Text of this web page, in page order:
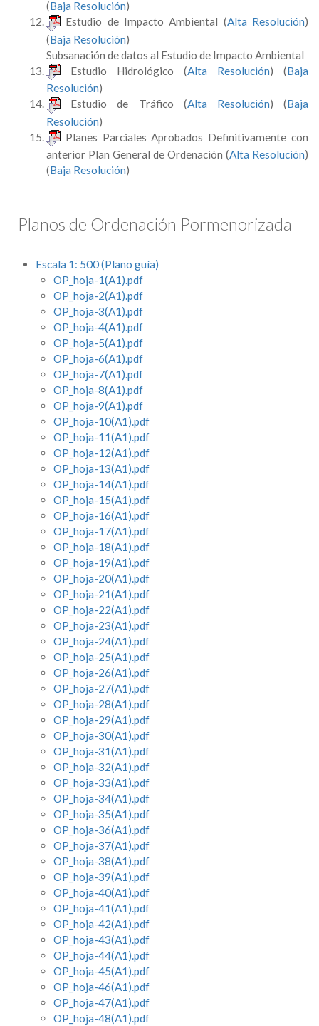
(Baja Resolución)
Estudio de Impacto Ambiental (Alta Resolución)
(Baja Resolución)
Subsanación de datos al Estudio de Impacto Ambiental
Estudio Hidrológico (Alta Resolución) (Baja
Resolución)
Estudio de Tráfico (Alta Resolución) (Baja
Resolución)
Planes Parciales Aprobados Definitivamente con
anterior Plan General de Ordenación (Alta Resolución)
(Baja Resolución)
Planos de Ordenación Pormenorizada
Escala 1: 500 (Plano guía)
OP_hoja-1(A1).pdf
OP_hoja-2(A1).pdf
OP_hoja-3(A1).pdf
OP_hoja-4(A1).pdf
OP_hoja-5(A1).pdf
OP_hoja-6(A1).pdf
OP_hoja-7(A1).pdf
OP_hoja-8(A1).pdf
OP_hoja-9(A1).pdf
OP_hoja-10(A1).pdf
OP_hoja-11(A1).pdf
OP_hoja-12(A1).pdf
OP_hoja-13(A1).pdf
OP_hoja-14(A1).pdf
OP_hoja-15(A1).pdf
OP_hoja-16(A1).pdf
OP_hoja-17(A1).pdf
OP_hoja-18(A1).pdf
OP_hoja-19(A1).pdf
OP_hoja-20(A1).pdf
OP_hoja-21(A1).pdf
OP_hoja-22(A1).pdf
OP_hoja-23(A1).pdf
OP_hoja-24(A1).pdf
OP_hoja-25(A1).pdf
OP_hoja-26(A1).pdf
OP_hoja-27(A1).pdf
OP_hoja-28(A1).pdf
OP_hoja-29(A1).pdf
OP_hoja-30(A1).pdf
OP_hoja-31(A1).pdf
OP_hoja-32(A1).pdf
OP_hoja-33(A1).pdf
OP_hoja-34(A1).pdf
OP_hoja-35(A1).pdf
OP_hoja-36(A1).pdf
OP_hoja-37(A1).pdf
OP_hoja-38(A1).pdf
OP_hoja-39(A1).pdf
OP_hoja-40(A1).pdf
OP_hoja-41(A1).pdf
OP_hoja-42(A1).pdf
OP_hoja-43(A1).pdf
OP_hoja-44(A1).pdf
OP_hoja-45(A1).pdf
OP_hoja-46(A1).pdf
OP_hoja-47(A1).pdf
OP_hoja-48(A1).pdf